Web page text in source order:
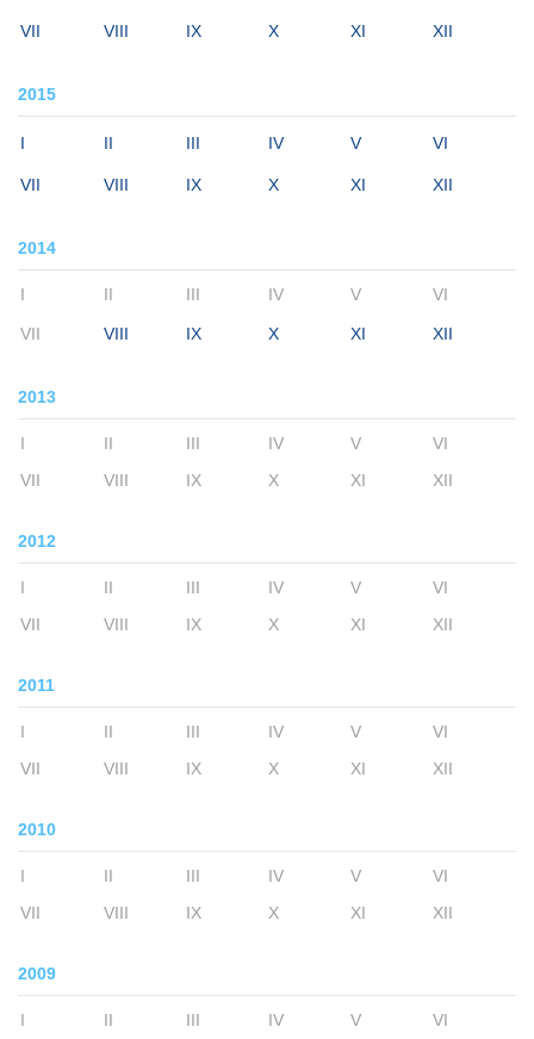
VII VIII IX X XI XII
2015
I II III IV V VI
VII VIII IX X XI XII
2014
I II III IV V VI
VII VIII IX X XI XII
2013
I II III IV V
VI
VII
VIII IX X XI XII
2012
I II III IV V
VI
VII
VIII IX X XI XII
2011
I II III IV V
VI
VII
VIII IX X XI XII
2010
I II III IV V
VI
VII
VIII IX X XI XII
2009
I II III IV V
VI